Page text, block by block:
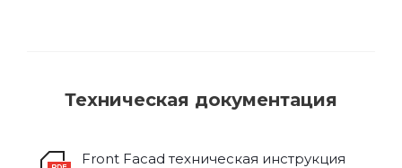
Техническая документация
Front Facad техническая инструкция